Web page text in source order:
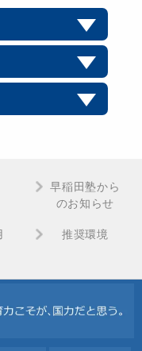
早稲田塾から
のお知らせ
推奨環境